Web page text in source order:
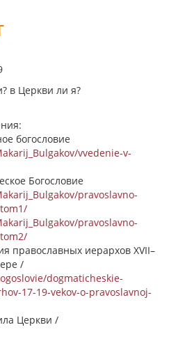
в Церкви ли я?
богословие
vvedenie-v-
Богословие
pravoslavno-
pravoslavno-
православных иерархов XVII–
/
dogmaticheskie-
17-19-vekov-o-pravoslavnoj-
Церкви /